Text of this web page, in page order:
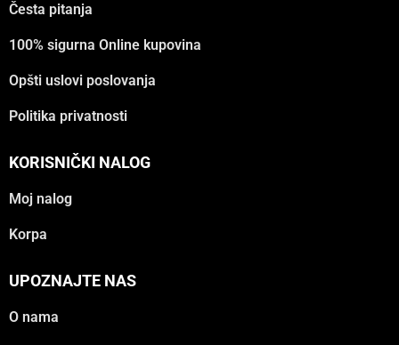
Česta pitanja
100% sigurna Online kupovina
Opšti uslovi poslovanja
Politika privatnosti
KORISNIČKI NALOG
Moj nalog
Korpa
UPOZNAJTE NAS
O nama